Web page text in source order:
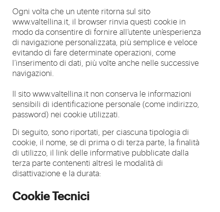
Ogni volta che un utente ritorna sul sito
www.valtellina.it, il browser rinvia questi cookie in
modo da consentire di fornire all’utente un’esperienza
di navigazione personalizzata, più semplice e veloce
evitando di fare determinate operazioni, come
l’inserimento di dati, più volte anche nelle successive
navigazioni.
Il sito www.valtellina.it non conserva le informazioni
sensibili di identificazione personale (come indirizzo,
password) nei cookie utilizzati.
Di seguito, sono riportati, per ciascuna tipologia di
cookie, il nome, se di prima o di terza parte, la finalità
di utilizzo, il link delle informative pubblicate dalla
terza parte contenenti altresì le modalità di
disattivazione e la durata:
Cookie Tecnici